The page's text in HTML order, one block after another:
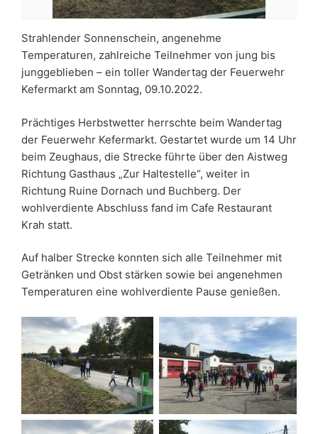
Strahlender Sonnenschein, angenehme
Temperaturen, zahlreiche Teilnehmer von jung bis
junggeblieben – ein toller Wandertag der Feuerwehr
Kefermarkt am Sonntag, 09.10.2022.
Prächtiges Herbstwetter herrschte beim Wandertag
der Feuerwehr Kefermarkt. Gestartet wurde um 14 Uhr
beim Zeughaus, die Strecke führte über den Aistweg
Richtung Gasthaus „Zur Haltestelle“, weiter in
Richtung Ruine Dornach und Buchberg. Der
wohlverdiente Abschluss fand im Cafe Restaurant
Krah statt.
Auf halber Strecke konnten sich alle Teilnehmer mit
Getränken und Obst stärken sowie bei angenehmen
Temperaturen eine wohlverdiente Pause genießen.